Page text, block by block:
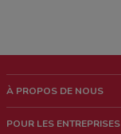
À PROPOS DE NOUS
POUR LES ENTREPRISES